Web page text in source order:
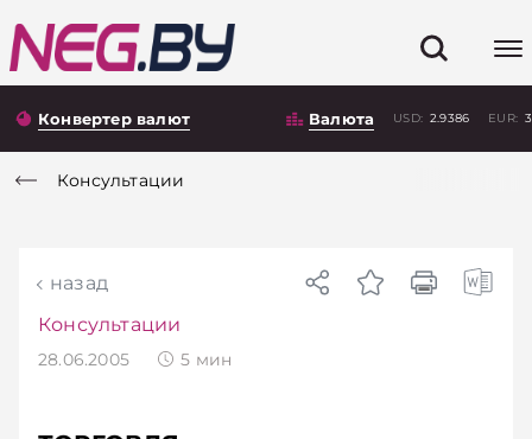
Конвертер валют Валюта USD: 2.9386 EUR:
Консультации
назад
Консультации
28.06.2005 5 мин